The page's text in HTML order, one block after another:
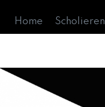
Home Scholieren